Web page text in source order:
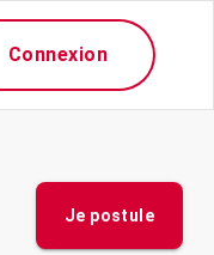
Connexion
Je postule